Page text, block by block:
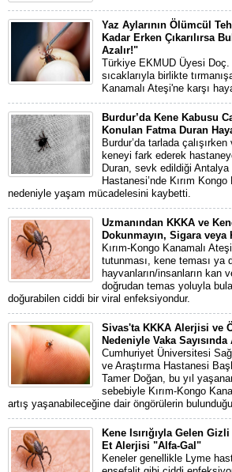
Yaz Aylarının Ölümcül
Kadar Erken Çıkarılırsa
Azalır!"
Türkiye EKMUD Üyesi Doç.
sıcaklarıyla birlikte
Kanamalı Ateşi'ne karşı
Burdur’da Kene Kabusu
Konulan Fatma Duran
Burdur’da tarlada
keneyi fark ederek
Duran, sevk edildiği
Hastanesi’nde Kırım
nedeniyle yaşam mücadelesini kaybetti.
Uzmanından KKKA ve
Dokunmayın, Sigara veya
Kırım-Kongo Kanamalı
tutunması, kene teması ya
hayvanların/insanların kan
doğrudan temas yoluyla
doğurabilen ciddi bir viral enfeksiyondur.
Sivas'ta KKKA Alerjisi ve
Nedeniyle Vaka Sayısında
Cumhuriyet Üniversitesi
ve Araştırma Hastanesi
Tamer Doğan, bu yıl
sebebiyle Kırım-Kongo
artış yaşanabileceğine dair öngörülerin
Kene Isırığıyla Gelen
Et Alerjisi "Alfa-Gal"
Keneler genellikle Lyme